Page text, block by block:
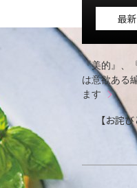
最
『美的』、
は意欲ある
ます
【お詫